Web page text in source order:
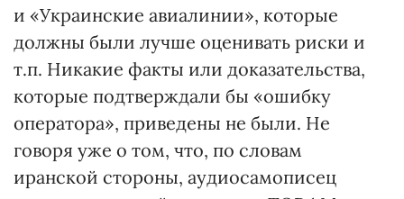
и «Украинские авиалинии», которые
должны были лучше оценивать риски и
т.п. Никакие факты или доказательства,
которые подтверждали бы «ошибку
оператора», приведены не были. Не
говоря уже о том, что, по словам
иранской стороны, аудиосамописец